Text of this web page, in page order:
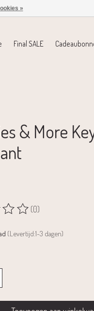
Final SALE
& More
van dit product is
(0)
(Levertijd:1-3 dagen)
»